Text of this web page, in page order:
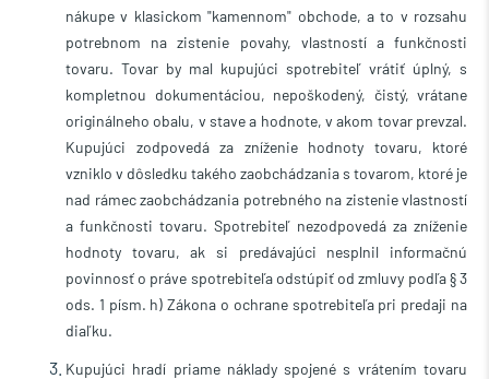
nákupe v klasickom "kamennom" obchode, a to v rozsahu
potrebnom na zistenie povahy, vlastností a funkčnosti
tovaru. Tovar by mal kupujúci spotrebiteľ vrátiť úplný, s
kompletnou dokumentáciou, nepoškodený, čistý, vrátane
originálneho obalu, v stave a hodnote, v akom tovar prevzal.
Kupujúci zodpovedá za zníženie hodnoty tovaru, ktoré
vzniklo v dôsledku takého zaobchádzania s tovarom, ktoré je
nad rámec zaobchádzania potrebného na zistenie vlastností
a funkčnosti tovaru. Spotrebiteľ nezodpovedá za zníženie
hodnoty tovaru, ak si predávajúci nesplnil informačnú
povinnosť o práve spotrebiteľa odstúpiť od zmluvy podľa § 3
ods. 1 písm. h) Zákona o ochrane spotrebiteľa pri predaji na
diaľku.
Kupujúci hradí priame náklady spojené s vrátením tovaru